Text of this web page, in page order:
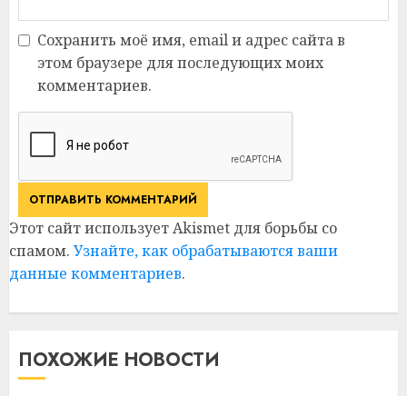
Сохранить моё имя, email и адрес сайта в
этом браузере для последующих моих
комментариев.
Этот сайт использует Akismet для борьбы со
спамом. Узнайте, как обрабатываются ваши
данные комментариев.
ПОХОЖИЕ НОВОСТИ